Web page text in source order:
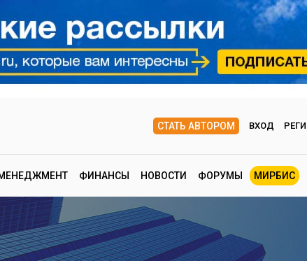
СТАТЬ АВТОРОМ ВХОД
ФИНАНСЫ НОВОСТИ ФОРУМЫ МИРБИС